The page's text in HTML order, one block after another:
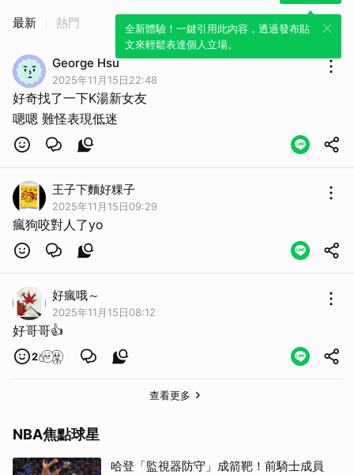
全新體驗！一鍵引用此內容，透過發布貼
文來輕鬆表達個人立場。
最新 熱門
George Hsu
2025年11月15日22:48
好奇找了一下K湯新女友
嗯嗯 難怪表現低迷
王子下麵好粿子
2025年11月15日09:29
瘋狗咬對人了yo
好瘋哦～
2025年11月15日08:12
好哥哥👍
2
查看更多
NBA焦點球星
哈登「監視器防守」成箭靶！前騎士成員